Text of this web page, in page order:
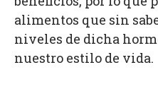
alimentos que sin
niveles de dicha
nuestro estilo de vida.